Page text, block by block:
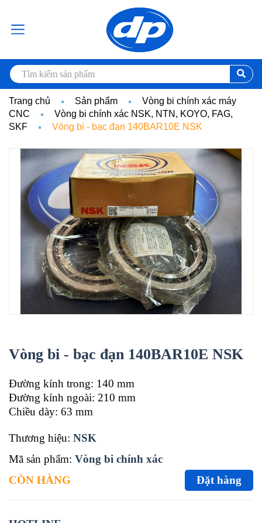
Trang chủ Sản phẩm
Vòng bi chính xác máy
CNC
Vòng bi chính xác NSK, NTN, KOYO, FAG,
SKF
Vòng bi - bạc đạn 140BAR10E NSK
Vòng bi - bạc đạn 140BAR10E NSK
Đường kính trong: 140 mm
Đường kính ngoài: 210 mm
Chiều dày: 63 mm
Thương hiệu: NSK
Mã sản phẩm: Vòng bi chính xác
CÒN HÀNG
Đặt hàng